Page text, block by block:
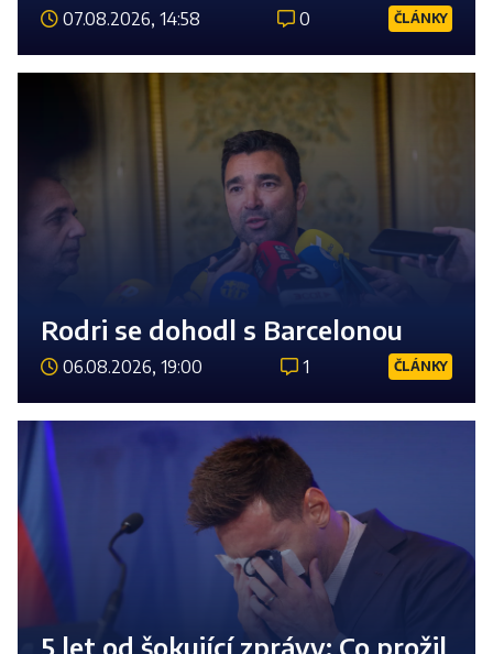
07.08.2026, 14:58 0 ČLÁNKY
Rodri se dohodl s Barcelonou
06.08.2026, 19:00 1 ČLÁNKY
5 let od šokující zprávy: Co prožil